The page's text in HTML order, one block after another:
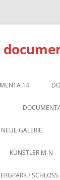
14
NEUE GALERIE
KÜNSTLER M-N
/ SCHLOSS